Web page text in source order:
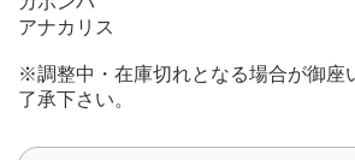
アナカリス
※調整中・在庫切れとなる場合が御座
了承下さい。